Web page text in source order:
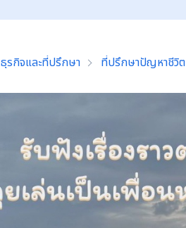
ธุรกิจและที่ปรึกษา ที่ปรึกษาปัญหาชีวิต